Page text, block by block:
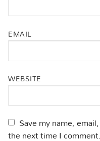
EMAIL
WEBSITE
Save my name,
the next time I comment.